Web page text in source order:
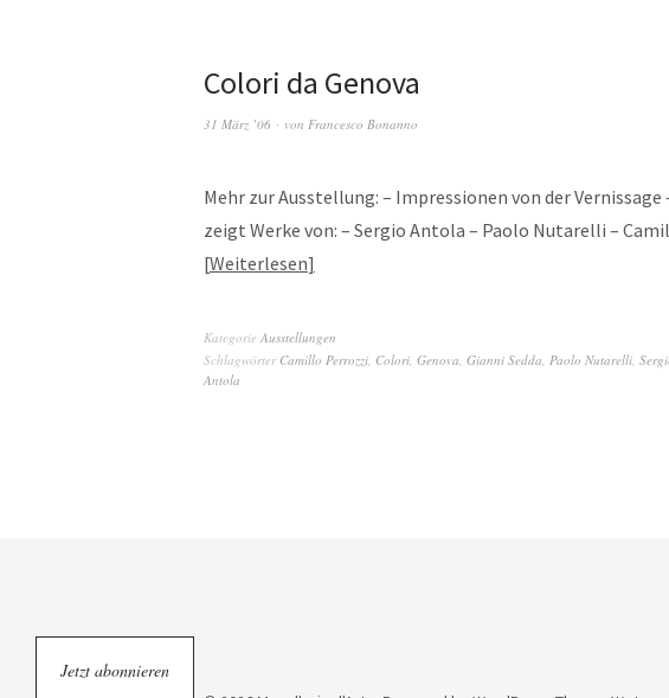
Colori da Genova
31 März ’06 von Francesco Bonanno
Mehr zur Ausstellung: – Impressionen von der Vernissage
zeigt Werke von: – Sergio Antola – Paolo Nutarelli –
Weiterlesen
Kategorie Ausstellungen
Schlagwörter Camillo Perrozzi, Colori, Genova, Gianni Sedda, Paolo Nutarelli,
Antola
Jetzt abonnieren